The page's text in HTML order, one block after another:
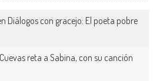
Diálogos con gracejo: El poeta pobre
reta a Sabina, con su canción